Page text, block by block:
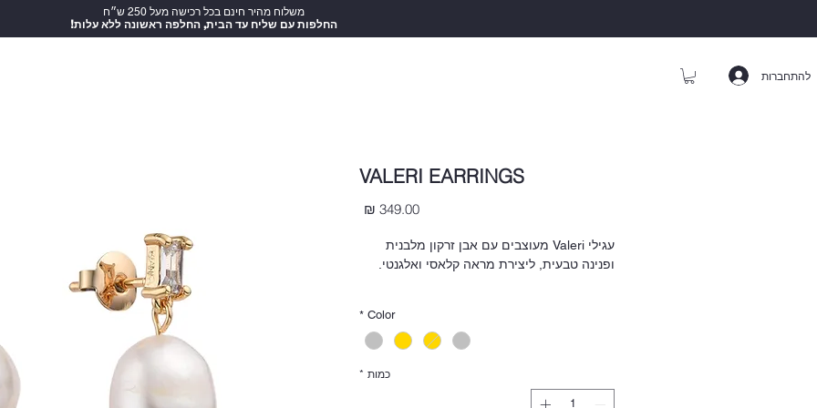
להתחברות
משלוח מהיר חינם בכל רכישה מעל 250 ש״ח
!החלפות עם שליח עד הבית, החלפה ראשונה ללא עלות
VALERI EARRINGS
עגילי Valeri מעוצבים עם אבן זרקון מלבנית
ופנינה טבעית, ליצירת מראה קלאסי ואלגנטי.
קראט/זהב לבן (רודיום) • פנינת מים מתוקים
Color
*
כמות *